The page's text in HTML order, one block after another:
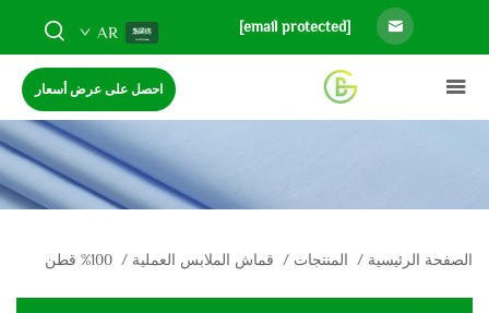
[email protected]
AR
احصل على عرض أسعار
الصفحة الرئيسية / المنتجات / قماش الملابس العملية / 100% قطن